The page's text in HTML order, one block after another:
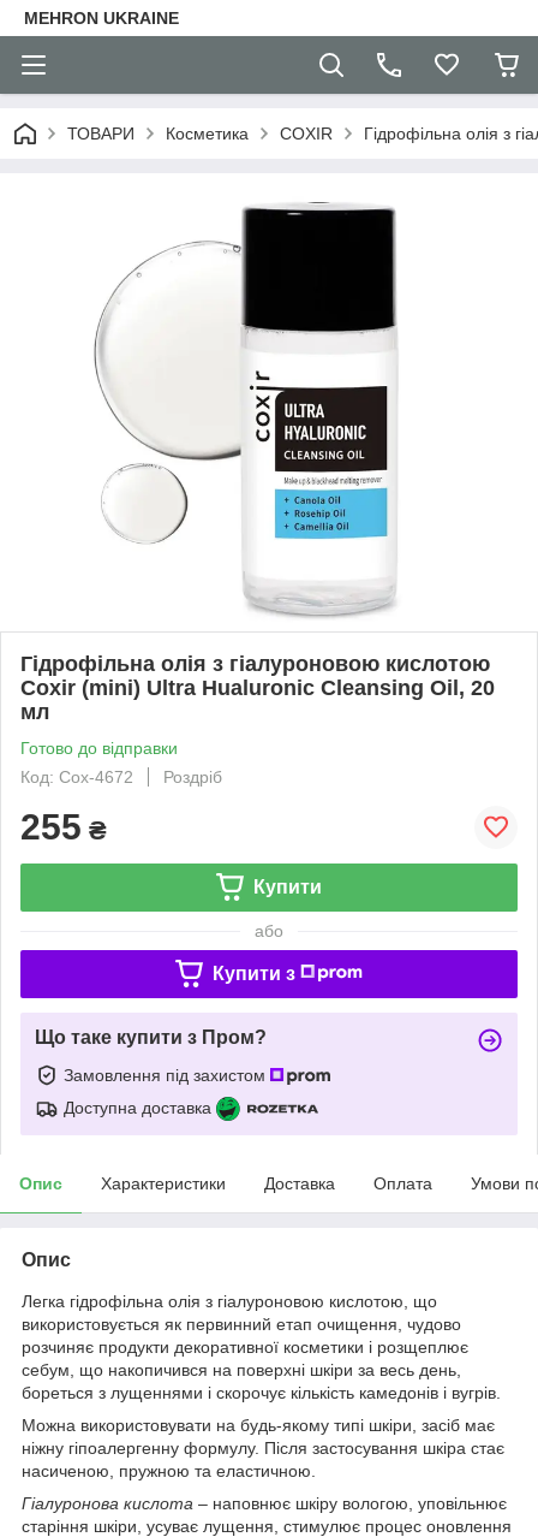
MEHRON UKRAINE
ТОВАРИ Косметика COXIR Гідрофільна олія з
Гідрофільна олія з гіалуроновою кислотою
Coxir (mini) Ultra Hualuronic Cleansing Oil, 20
мл
Готово до відправки
Код: Cox-4672
Роздріб
255 ₴
Купити
або
Купити з
Що таке купити з Пром?
Замовлення під захистом
Доступна доставка
Опис Характеристики Доставка Оплата Умови
Опис
Легка гідрофільна олія з гіалуроновою кислотою, що
використовується як первинний етап очищення, чудово
розчиняє продукти декоративної косметики і розщеплює
себум, що накопичився на поверхні шкіри за весь день,
бореться з лущеннями і скорочує кількість камедонів і вугрів.
Можна використовувати на будь-якому типі шкіри, засіб має
ніжну гіпоалергенну формулу. Після застосування шкіра стає
насиченою, пружною та еластичною.
Гіалуронова кислота – наповнює шкіру вологою, уповільнює
старіння шкіри, усуває лущення, стимулює процес оновлення